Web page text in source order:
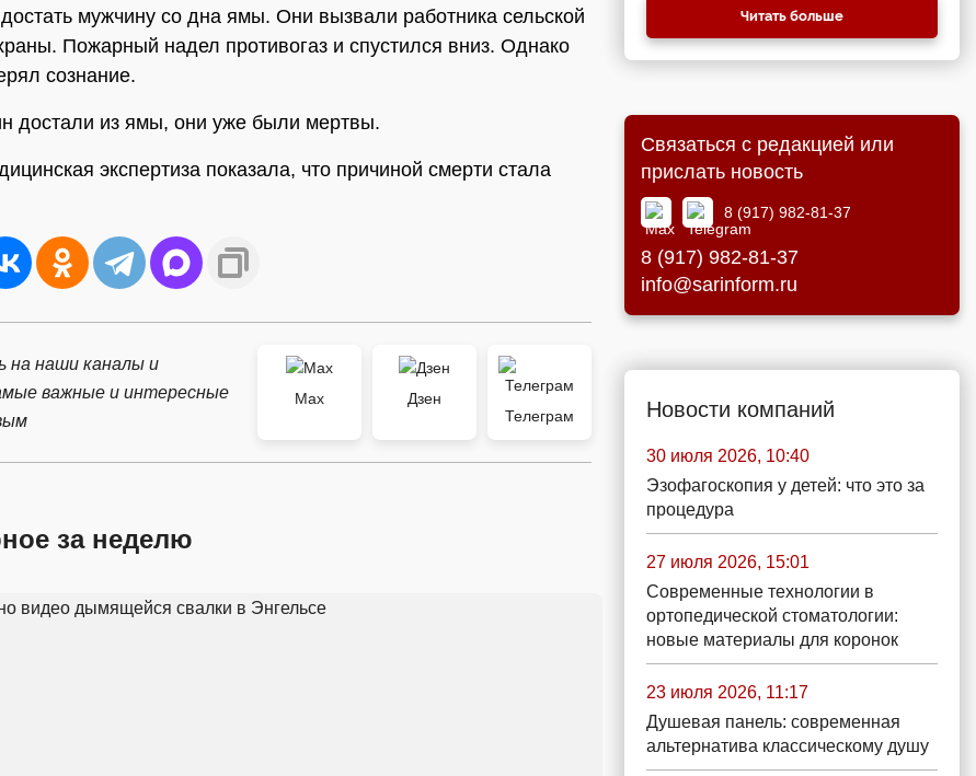
мужчину со дна ямы. Они вызвали работника сельской
Пожарный надел противогаз и спустился вниз. Однако
сознание.
достали из ямы, они уже были мертвы.
экспертиза показала, что причиной смерти стала
на наши каналы и
важные и интересные
Max
Дзен
Телеграм
за неделю
Читать больше
Связаться с редакцией или
прислать новость
8 (917) 982-81-37
8 (917) 982-81-37
info@sarinform.ru
Новости компаний
30 июля 2026, 10:40
Эзофагоскопия у детей: что это за
процедура
27 июля 2026, 15:01
Современные технологии в
ортопедической стоматологии:
новые материалы для коронок
23 июля 2026, 11:17
Душевая панель: современная
альтернатива классическому душу